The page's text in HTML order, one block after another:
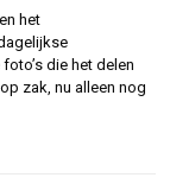
en het
die het delen
zak, nu alleen nog